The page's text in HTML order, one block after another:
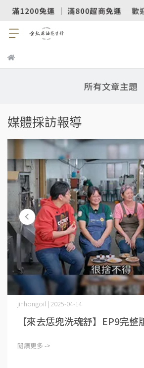
所有文章主題
媒體採訪報導
jinhongoil | 2025-04-14
【來去恁兜洗魂舒】EP9完
閱讀更多 ->